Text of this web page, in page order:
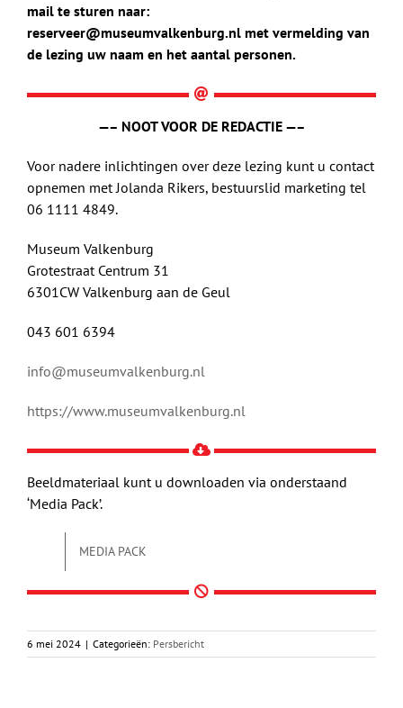
mail te sturen naar:
reserveer@museumvalkenburg.nl met vermelding van
de lezing uw naam en het aantal personen.
—– NOOT VOOR DE REDACTIE —–
Voor nadere inlichtingen over deze lezing kunt u contact
opnemen met Jolanda Rikers, bestuurslid marketing tel
06 1111 4849.
Museum Valkenburg
Grotestraat Centrum 31
6301CW Valkenburg aan de Geul
043 601 6394
info@museumvalkenburg.nl
https://www.museumvalkenburg.nl
Beeldmateriaal kunt u downloaden via onderstaand
‘Media Pack’.
MEDIA PACK
6 mei 2024 | Categorieën: Persbericht